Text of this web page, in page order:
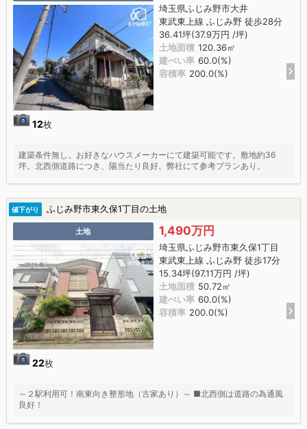
12枚
埼玉県ふじみ野市大井
東武東上線 ふじみ野 徒歩28分
36.41坪(37.9万円 /坪)
土地面積 120.36㎡
建ぺい率 60.0(%)
容積率 200.0(%)
建築条件無し。お好きなハウスメーカーにて建築可能です。敷地約36
坪。北西側道路につき、陽当たり良好。弊社にて参考プランあり。
値下がり ふじみ野市東久保1丁目の土地
土地
22枚
1,490万円
埼玉県ふじみ野市東久保1丁目
東武東上線 ふじみ野 徒歩17分
15.34坪(97.11万円 /坪)
土地面積 50.72㎡
建ぺい率 60.0(%)
容積率 200.0(%)
～２駅利用可！南東向き整形地（古家あり）～ ■北西側は道路の為通風
良好！